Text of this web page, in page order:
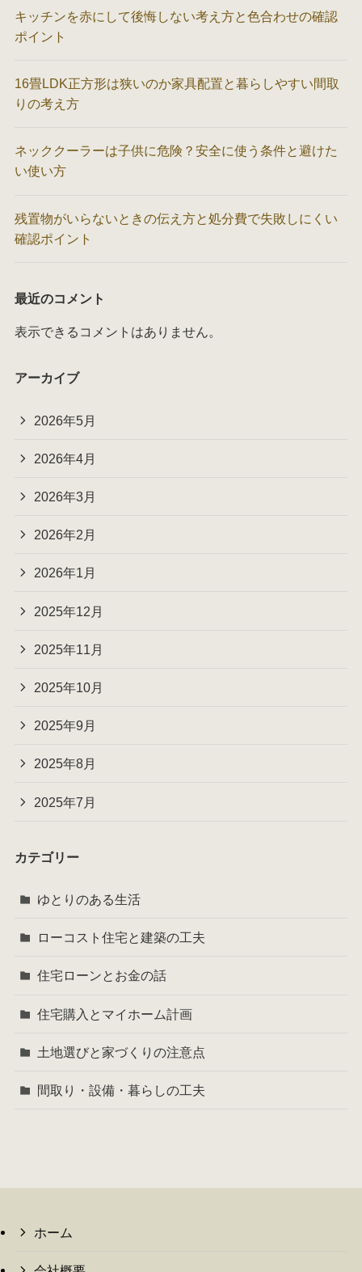
キッチンを赤にして後悔しない考え方と色合わせの確認
ポイント
16畳LDK正方形は狭いのか家具配置と暮らしやすい間取
りの考え方
ネッククーラーは子供に危険？安全に使う条件と避けた
い使い方
残置物がいらないときの伝え方と処分費で失敗しにくい
確認ポイント
最近のコメント
表示できるコメントはありません。
アーカイブ
2026年5月
2026年4月
2026年3月
2026年2月
2026年1月
2025年12月
2025年11月
2025年10月
2025年9月
2025年8月
2025年7月
カテゴリー
ゆとりのある生活
ローコスト住宅と建築の工夫
住宅ローンとお金の話
住宅購入とマイホーム計画
土地選びと家づくりの注意点
間取り・設備・暮らしの工夫
ホーム